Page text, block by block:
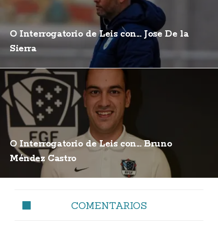
O Interrogatorio de Leis con... Jose De la
Sierra
O Interrogatorio de Leis con... Bruno
Méndez Castro
COMENTARIOS